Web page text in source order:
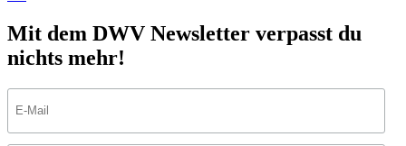
Mit dem DWV Newsletter verpasst du
nichts mehr!